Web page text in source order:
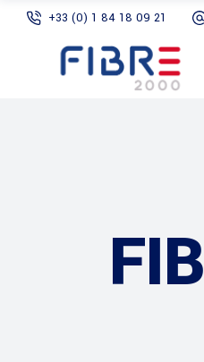
+33 (0) 1 84 18 09 21